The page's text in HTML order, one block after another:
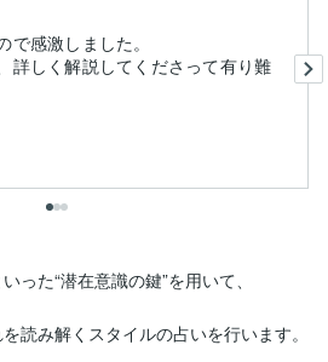
感激しました。
詳しく解説してくださって有り難
った“潜在意識の鍵”を用いて、
読み解くスタイルの占いを行います。